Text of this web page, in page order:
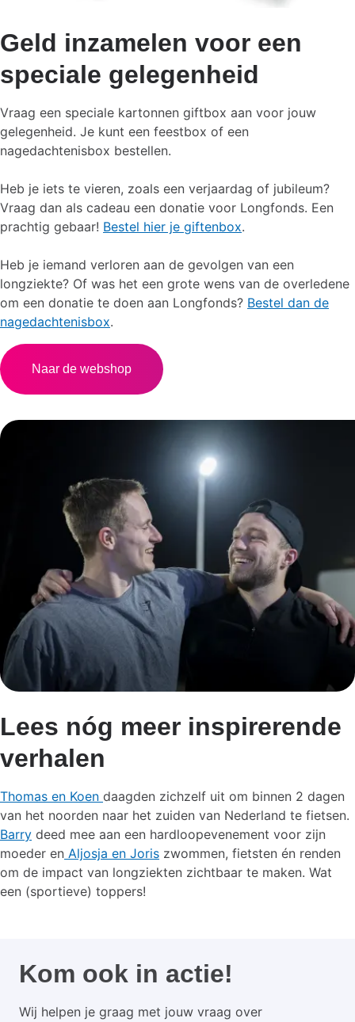
Geld inzamelen voor een
speciale gelegenheid
Vraag een speciale kartonnen giftbox aan voor jouw
gelegenheid. Je kunt een feestbox of een
nagedachtenisbox bestellen.
Heb je iets te vieren, zoals een verjaardag of jubileum?
Vraag dan als cadeau een donatie voor Longfonds. Een
prachtig gebaar! Bestel hier je giftenbox.
Heb je iemand verloren aan de gevolgen van een
longziekte? Of was het een grote wens van de overledene
om een donatie te doen aan Longfonds? Bestel dan de
nagedachtenisbox.
Naar de webshop
Lees nóg meer inspirerende
verhalen
Thomas en Koen daagden zichzelf uit om binnen 2 dagen
van het noorden naar het zuiden van Nederland te fietsen.
Barry deed mee aan een hardloopevenement voor zijn
moeder en Aljosja en Joris zwommen, fietsten én renden
om de impact van longziekten zichtbaar te maken. Wat
een (sportieve) toppers!
Kom ook in actie!
Wij helpen je graag met jouw vraag over